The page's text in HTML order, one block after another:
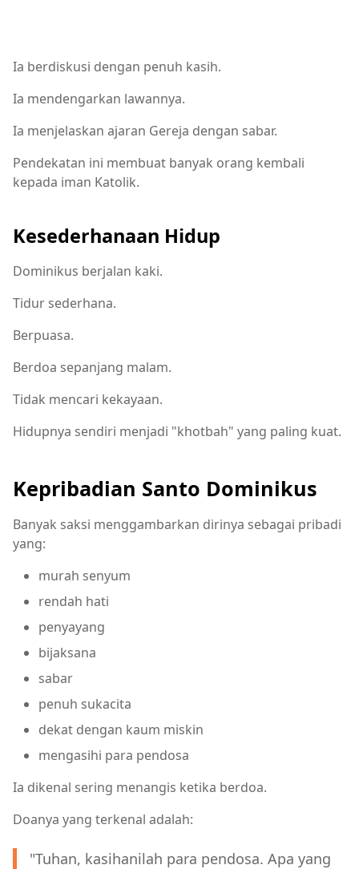
Ia berdiskusi dengan penuh kasih.
Ia mendengarkan lawannya.
Ia menjelaskan ajaran Gereja dengan sabar.
Pendekatan ini membuat banyak orang kembali
kepada iman Katolik.
Kesederhanaan Hidup
Dominikus berjalan kaki.
Tidur sederhana.
Berpuasa.
Berdoa sepanjang malam.
Tidak mencari kekayaan.
Hidupnya sendiri menjadi "khotbah" yang paling kuat.
Kepribadian Santo Dominikus
Banyak saksi menggambarkan dirinya sebagai pribadi
yang:
murah senyum
rendah hati
penyayang
bijaksana
sabar
penuh sukacita
dekat dengan kaum miskin
mengasihi para pendosa
Ia dikenal sering menangis ketika berdoa.
Doanya yang terkenal adalah:
"Tuhan, kasihanilah para pendosa. Apa yang